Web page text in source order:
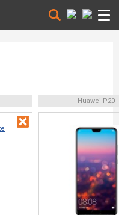
Huawei P20